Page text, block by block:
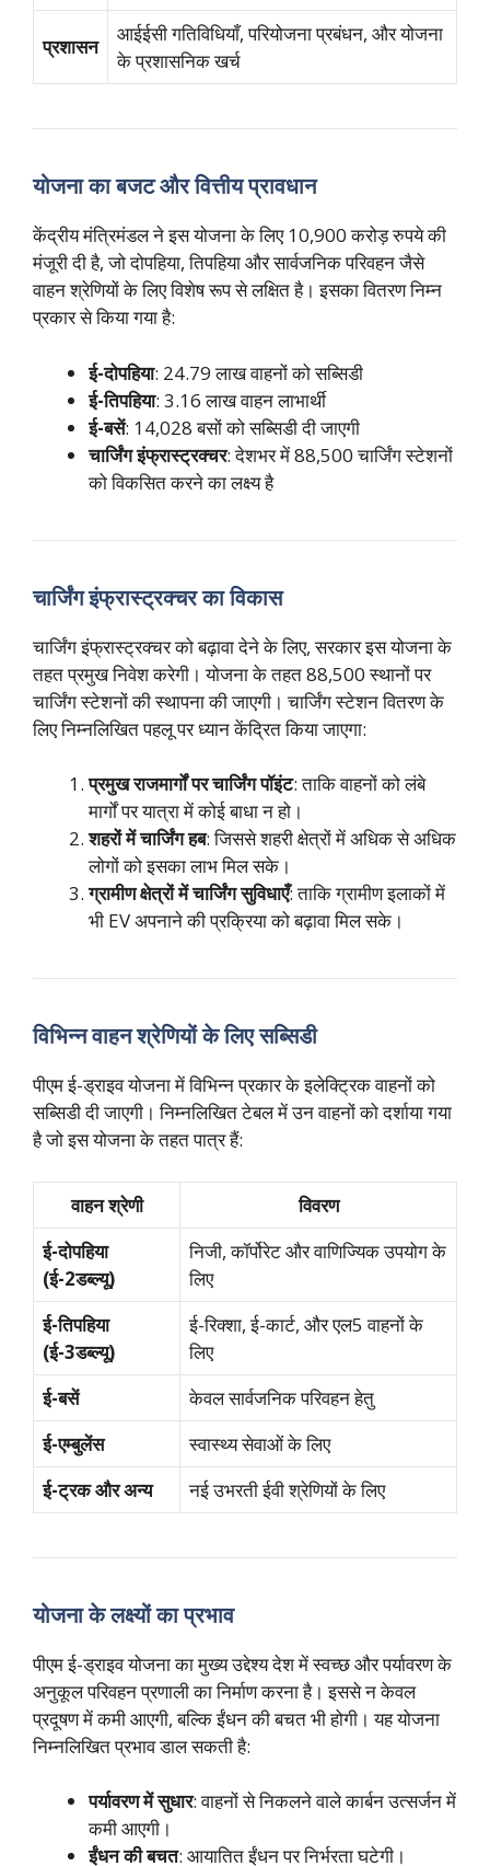
प्रशासन
आईईसी गतिविधियाँ, परियोजना प्रबंधन, और योजना
के प्रशासनिक खर्च
योजना का बजट और वित्तीय प्रावधान
केंद्रीय मंत्रिमंडल ने इस योजना के लिए 10,900 करोड़ रुपये की
मंजूरी दी है, जो दोपहिया, तिपहिया और सार्वजनिक परिवहन जैसे
वाहन श्रेणियों के लिए विशेष रूप से लक्षित है। इसका वितरण निम्न
प्रकार से किया गया है:
ई-दोपहिया: 24.79 लाख वाहनों को सब्सिडी
ई-तिपहिया: 3.16 लाख वाहन लाभार्थी
ई-बसें: 14,028 बसों को सब्सिडी दी जाएगी
चार्जिंग इंफ्रास्ट्रक्चर: देशभर में 88,500 चार्जिंग स्टेशनों
को विकसित करने का लक्ष्य है
चार्जिंग इंफ्रास्ट्रक्चर का विकास
चार्जिंग इंफ्रास्ट्रक्चर को बढ़ावा देने के लिए, सरकार इस योजना के
तहत प्रमुख निवेश करेगी। योजना के तहत 88,500 स्थानों पर
चार्जिंग स्टेशनों की स्थापना की जाएगी। चार्जिंग स्टेशन वितरण के
लिए निम्नलिखित पहलू पर ध्यान केंद्रित किया जाएगा:
प्रमुख राजमार्गों पर चार्जिंग पॉइंट: ताकि वाहनों को लंबे
मार्गों पर यात्रा में कोई बाधा न हो।
शहरों में चार्जिंग हब: जिससे शहरी क्षेत्रों में अधिक से अधिक
लोगों को इसका लाभ मिल सके।
ग्रामीण क्षेत्रों में चार्जिंग सुविधाएँ: ताकि ग्रामीण इलाकों में
भी EV अपनाने की प्रक्रिया को बढ़ावा मिल सके।
विभिन्न वाहन श्रेणियों के लिए सब्सिडी
पीएम ई-ड्राइव योजना में विभिन्न प्रकार के इलेक्ट्रिक वाहनों को
सब्सिडी दी जाएगी। निम्नलिखित टेबल में उन वाहनों को दर्शाया गया
है जो इस योजना के तहत पात्र हैं:
वाहन श्रेणी
विवरण
ई-दोपहिया
(ई-2डब्ल्यू)
निजी, कॉर्पोरेट और वाणिज्यिक उपयोग के
लिए
ई-तिपहिया
(ई-3डब्ल्यू)
ई-रिक्शा, ई-कार्ट, और एल5 वाहनों के
लिए
ई-बसें
केवल सार्वजनिक परिवहन हेतु
ई-एम्बुलेंस
स्वास्थ्य सेवाओं के लिए
ई-ट्रक और अन्य
नई उभरती ईवी श्रेणियों के लिए
योजना के लक्ष्यों का प्रभाव
पीएम ई-ड्राइव योजना का मुख्य उद्देश्य देश में स्वच्छ और पर्यावरण के
अनुकूल परिवहन प्रणाली का निर्माण करना है। इससे न केवल
प्रदूषण में कमी आएगी, बल्कि ईंधन की बचत भी होगी। यह योजना
निम्नलिखित प्रभाव डाल सकती है:
पर्यावरण में सुधार: वाहनों से निकलने वाले कार्बन उत्सर्जन में
कमी आएगी।
ईंधन की बचत: आयातित ईंधन पर निर्भरता घटेगी।